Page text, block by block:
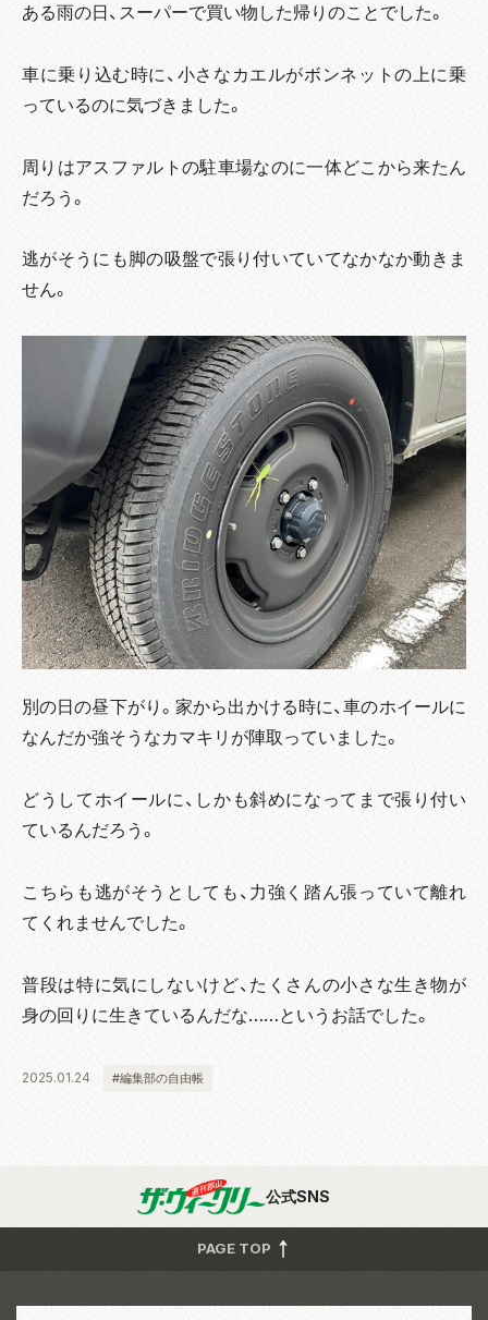
ある雨の日、スーパーで買い物した帰りのことでした。
車に乗り込む時に、小さなカエルがボンネットの上に乗
っているのに気づきました。
周りはアスファルトの駐車場なのに一体どこから来たん
だろう。
逃がそうにも脚の吸盤で張り付いていてなかなか動きま
せん。
別の日の昼下がり。家から出かける時に、車のホイールに
なんだか強そうなカマキリが陣取っていました。
どうしてホイールに、しかも斜めになってまで張り付い
ているんだろう。
こちらも逃がそうとしても、力強く踏ん張っていて離れ
てくれませんでした。
普段は特に気にしないけど、たくさんの小さな生き物が
身の回りに生きているんだな……というお話でした。
2025.01.24 #編集部の自由帳
公式SNS
PAGE TOP